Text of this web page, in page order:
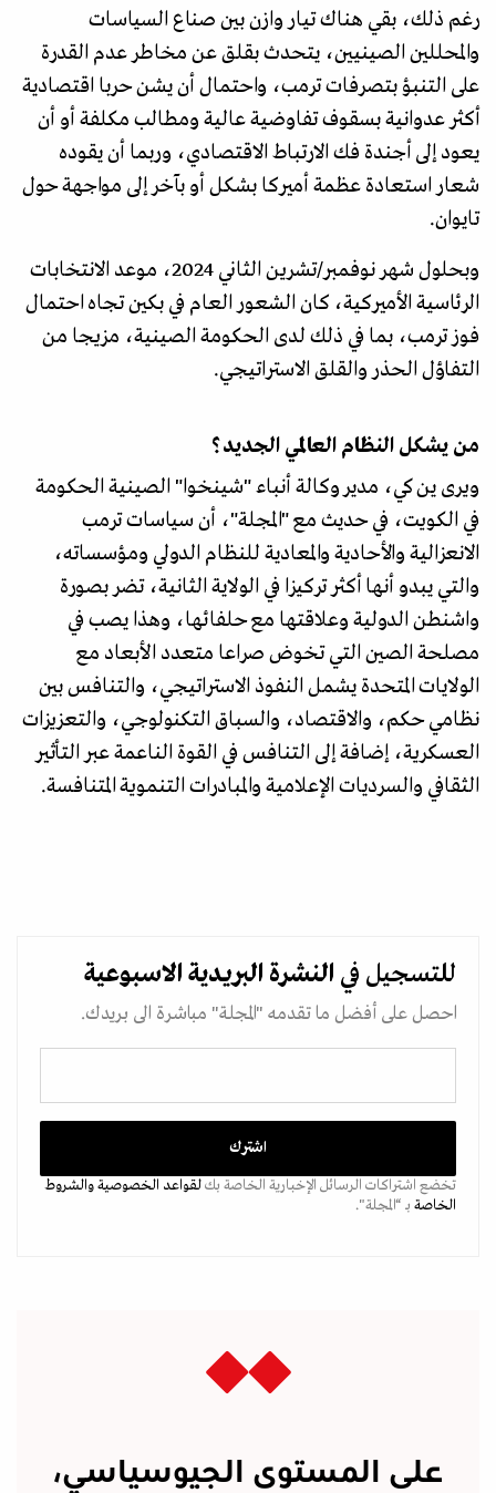
رغم ذلك، بقي هناك تيار وازن بين صناع السياسات
والمحللين الصينيين، يتحدث بقلق عن مخاطر عدم القدرة
على التنبؤ بتصرفات ترمب، واحتمال أن يشن حربا اقتصادية
أكثر عدوانية بسقوف تفاوضية عالية ومطالب مكلفة أو أن
يعود إلى أجندة فك الارتباط الاقتصادي، وربما أن يقوده
شعار استعادة عظمة أميركا بشكل أو بآخر إلى مواجهة حول
تايوان.
وبحلول شهر نوفمبر/تشرين الثاني 2024، موعد الانتخابات
الرئاسية الأميركية، كان الشعور العام في بكين تجاه احتمال
فوز ترمب، بما في ذلك لدى الحكومة الصينية، مزيجا من
التفاؤل الحذر والقلق الاستراتيجي.
من يشكل النظام العالمي الجديد؟
ويرى ين كي، مدير وكالة أنباء "شينخوا" الصينية الحكومة
في الكويت، في حديث مع "المجلة"، أن سياسات ترمب
الانعزالية والأحادية والمعادية للنظام الدولي ومؤسساته،
والتي يبدو أنها أكثر تركيزا في الولاية الثانية، تضر بصورة
واشنطن الدولية وعلاقتها مع حلفائها، وهذا يصب في
مصلحة الصين التي تخوض صراعا متعدد الأبعاد مع
الولايات المتحدة يشمل النفوذ الاستراتيجي، والتنافس بين
نظامي حكم، والاقتصاد، والسباق التكنولوجي، والتعزيزات
العسكرية، إضافة إلى التنافس في القوة الناعمة عبر التأثير
الثقافي والسرديات الإعلامية والمبادرات التنموية المتنافسة.
للتسجيل في النشرة البريدية الاسبوعية
احصل على أفضل ما تقدمه "المجلة" مباشرة الى بريدك.
تخضع اشتراكات الرسائل الإخبارية الخاصة بكلقواعد الخصوصيةوالشروط
الخاصة بـ “المجلة".
على المستوى الجيوسياسي،